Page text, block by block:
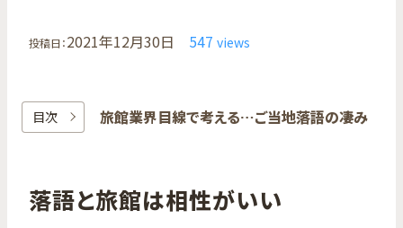
投稿日：2021年12月30日 547 views
目次 旅館業界目線で​考える…​ご当地落語の​凄み
落語と旅館は相性がいい